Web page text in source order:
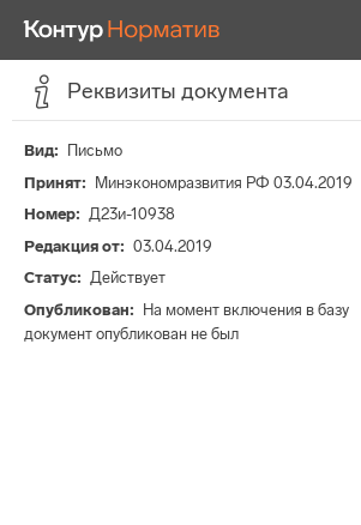
Реквизиты документа
Вид
Письмо
Принят
Минэкономразвития РФ 03.04.2019
Номер
Д23и-10938
Редакция от
03.04.2019
Статус
Действует
Опубликован
На момент включения в базу
документ опубликован не был